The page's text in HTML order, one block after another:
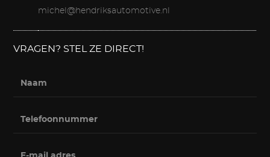
michel@hendriksautomotive.nl
VRAGEN? STEL ZE DIRECT!